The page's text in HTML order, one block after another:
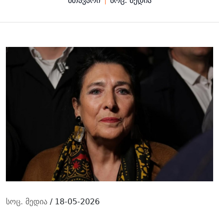
სოც. მედია / 18-05-2026